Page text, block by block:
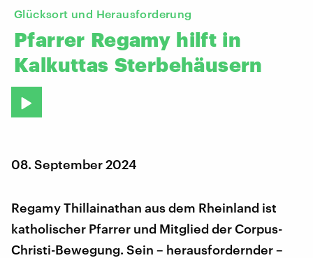
Glücksort und Herausforderung
Pfarrer Regamy hilft in
Kalkuttas Sterbehäusern
08. September 2024
Regamy Thillainathan aus dem Rheinland ist
katholischer Pfarrer und Mitglied der Corpus-
Christi-Bewegung. Sein – herausfordernder –